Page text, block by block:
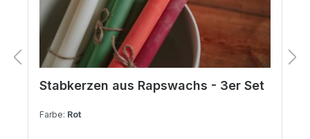
Stabkerzen aus Rapswachs - 3er Set
Farbe: Rot